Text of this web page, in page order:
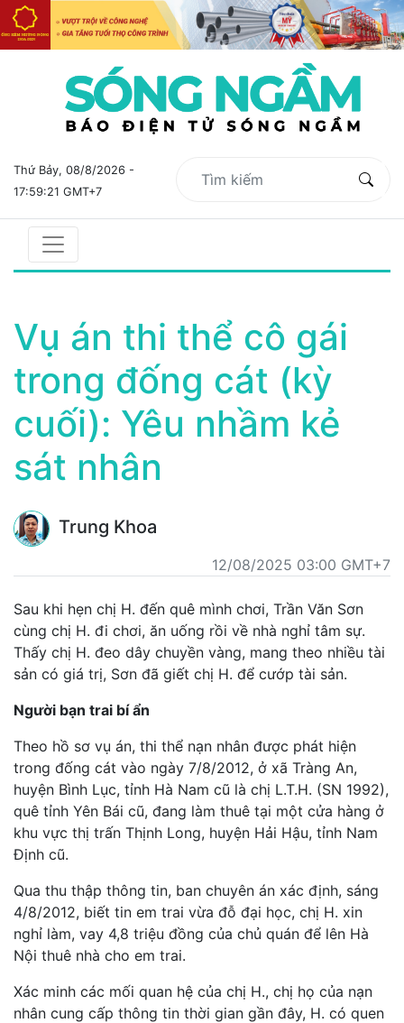
Thứ Bảy, 08/8/2026 -
17:59:22 GMT+7
Vụ án thi thể cô gái
trong đống cát (kỳ
cuối): Yêu nhầm kẻ
sát nhân
Trung Khoa
12/08/2025 03:00 GMT+7
Sau khi hẹn chị H. đến quê mình chơi, Trần Văn Sơn
cùng chị H. đi chơi, ăn uống rồi về nhà nghỉ tâm sự.
Thấy chị H. đeo dây chuyền vàng, mang theo nhiều tài
sản có giá trị, Sơn đã giết chị H. để cướp tài sản.
Người bạn trai bí ẩn
Theo hồ sơ vụ án, thi thể nạn nhân được phát hiện
trong đống cát vào ngày 7/8/2012, ở xã Tràng An,
huyện Bình Lục, tỉnh Hà Nam cũ là chị L.T.H. (SN 1992),
quê tỉnh Yên Bái cũ, đang làm thuê tại một cửa hàng ở
khu vực thị trấn Thịnh Long, huyện Hải Hậu, tỉnh Nam
Định cũ.
Qua thu thập thông tin, ban chuyên án xác định, sáng
4/8/2012, biết tin em trai vừa đỗ đại học, chị H. xin
nghỉ làm, vay 4,8 triệu đồng của chủ quán để lên Hà
Nội thuê nhà cho em trai.
Xác minh các mối quan hệ của chị H., chị họ của nạn
nhân cung cấp thông tin thời gian gần đây, H. có quen